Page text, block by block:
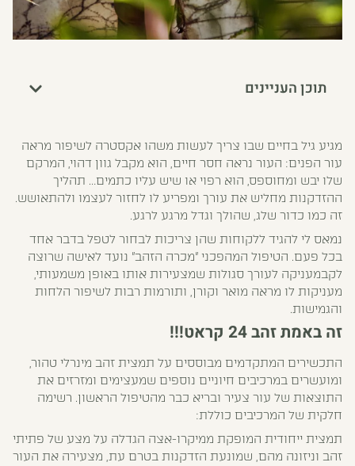
תוכן העניינים
מגיע גיל בחיים שבו צריך לעשות משהו אקסטרה לשיפור מראה
עור הפנים: העור נראה חסר חיים, הוא מקבל גוון דהוי, המרקם
שלו יבש ומחוספס, הוא רפוי או שיש עליו כתמים… תהליך
ההזדקנות מחליש את עורך ומפריע לו לחזור לעצמו ולהתאושש.
זה כמו כדור שלג, שהולך וגדל מרגע לרגע.
נמאס לי להגיד ללקוחות שהן צריכות לבחור לטפל בדבר אחד
בכל פעם. הטיפול המהפכני "מכרה הזהב" נועד לאישה שרוצה
לקבמעניקה לעורך סגולות שמצעירות אותו באופן משמעותי,
מעניקות לו מראה מואר וקורן, ותורמות רבות לשיפור הלחות
והגמישות.
זה באמת זהב 24 קראט!!!
התכשירים המתקדמים מבוססים על תמצית זהב מינרלי טהור,
ומועשרים במרכיבים חיוניים נוספים שמעצימים ומזרזים את
התוצאות של עור צעיר ובריא כבר מהטיפול הראשון. רשימה
חלקית של המרכיבים כוללת:
תמצית ייחודית המופקת ממיקרו-אצה הגדלה על מצע של פתיתי
זהב וניזונה מהם, שמונעת הזדקנות בטרם עת, מצעירה את העור